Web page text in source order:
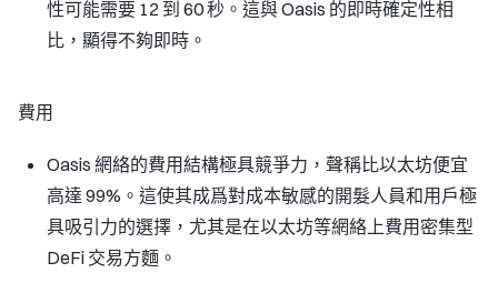
性可能需要 12 到 60 秒。這與 Oasis 的即時確定性相
比，顯得不夠即時。
費用
Oasis 網絡的費用結構極具競爭力，聲稱比以太坊便宜
高達 99%。這使其成爲對成本敏感的開髮人員和用戶極
具吸引力的選擇，尤其是在以太坊等網絡上費用密集型
DeFi 交易方麵。